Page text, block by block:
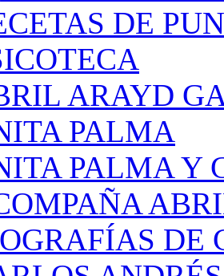
DE
ARAYD
PALMA
PALMA Y
DE